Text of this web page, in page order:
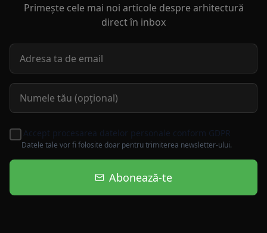
Primește cele mai noi articole despre arhitectură
direct în inbox
Accept procesarea datelor personale conform GDPR
Datele tale vor fi folosite doar pentru trimiterea newsletter-ului.
Abonează-te